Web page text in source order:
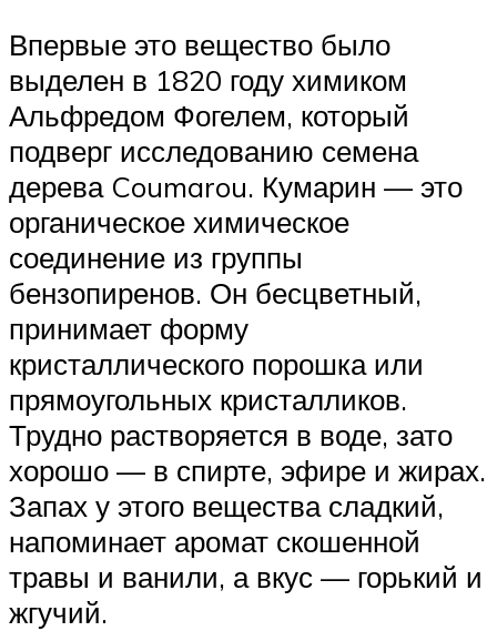
Впервые это вещество было
выделен в 1820 году химиком
Альфредом Фогелем, который
подверг исследованию семена
дерева Coumarou. Кумарин — это
органическое химическое
соединение из группы
бензопиренов. Он бесцветный,
принимает форму
кристаллического порошка или
прямоугольных кристалликов.
Трудно растворяется в воде, зато
хорошо — в спирте, эфире и жирах.
Запах у этого вещества сладкий,
напоминает аромат скошенной
травы и ванили, а вкус — горький и
жгучий.